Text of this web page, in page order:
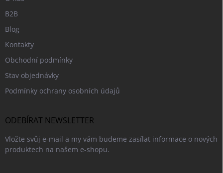
B2B
Blog
Kontakty
Obchodní podmínky
Stav objednávky
Podmínky ochrany osobních údajů
ODEBÍRAT NEWSLETTER
Vložte svůj e-mail a my vám budeme zasílat informace o nových
produktech na našem e-shopu.